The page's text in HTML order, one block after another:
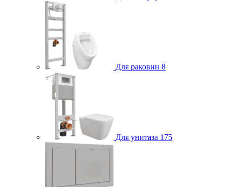
Для раковин 8
Для унитаза 175